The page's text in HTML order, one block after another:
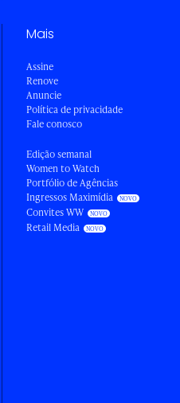
Mais
Assine
Renove
Anuncie
Política de privacidade
Fale conosco
Edição semanal
Women to Watch
Portfólio de Agências
Ingressos Maximídia
Convites WW
Retail Media